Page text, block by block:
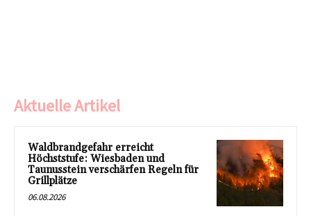
Aktuelle Artikel
Waldbrandgefahr erreicht
Höchststufe: Wiesbaden und
Taunusstein verschärfen Regeln für
Grillplätze
06.08.2026